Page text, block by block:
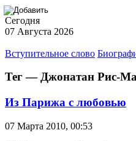
Сегодня
07 Августа 2026
Вступительное слово
Тег — Джонатан Рис-
Из Парижа с любовью
07 Марта 2010, 00:53